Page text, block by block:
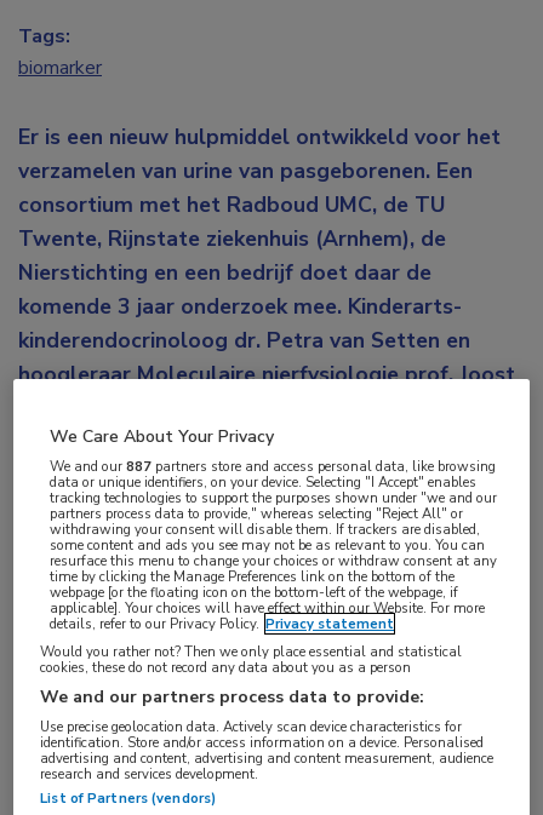
Er is een nieuw hulpmiddel ontwikkeld voor het
verzamelen van urine van pasgeborenen. Een
consortium met het Radboud UMC, de TU
Twente, Rijnstate ziekenhuis (Arnhem), de
Nierstichting en een bedrijf doet daar de
komende 3 jaar onderzoek mee. Kinderarts-
kinderendocrinoloog dr. Petra van Setten en
hoogleraar Moleculaire nierfysiologie prof. Joost
over het hulpmiddel en de studie.
Het verzamelen van urine van pasgeborenen, met
name van prematuren, is lastig. Dat komt onder
andere doordat een baby nog geen controle heeft
over het plassen. Het kan niet ‘op verzoek’ en dus
vraagt het om een andere oplossing. Het gebeurt
nu met een plaszakje dat met kleefstrips op de huid
wordt aangebracht. “Maar dat kan de nog
kwetsbare huid van de baby beschadigen”, vertelt
Van Setten. “Een andere optie is een inlegpad in de
luier, maar daarmee is de uitslag van een
Tags:
biomarker
We Care About Your Privacy
We and our887 partners store and access personal data, like browsing
data or unique identifiers, on your device. Selecting "I Accept" enables
tracking technologies to support the purposes shown under "we and our
partners process data to provide," whereas selecting "Reject All" or
withdrawing your consent will disable them. If trackers are disabled,
some content and ads you see may not be as relevant to you. You can
resurface this menu to change your choices or withdraw consent at any
time by clicking the Manage Preferences link on the bottom of the
webpage [or the floating icon on the bottom-left of the webpage, if
applicable]. Your choices will have effect within our Website. For more
details, refer to our Privacy Policy. Privacy statement
Would you rather not? Then we only place essential and statistical
cookies, these do not record any data about you as a person
We and our partners process data to provide:
Use precise geolocation data. Actively scan device characteristics for
identification. Store and/or access information on a device. Personalised
advertising and content, advertising and content measurement, audience
research and services development.
List of Partners (vendors)